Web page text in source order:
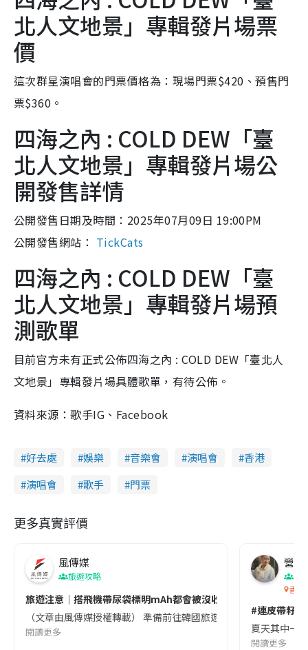
北人文地景」專輯發片場票
價
這次群星演唱會的門票價格為：現場門票$420、預售門
票$360。
四海之內 : COLD DEW「臺
北人文地景」專輯發片場公
開發售詳情
公開發售日期及時間：2025年07月09日 19:00PM
公開發售網站： TickCats
四海之內 : COLD DEW「臺
北人文地景」專輯發片場預
測歌單
目前官方未有正式公佈四海之內 : COLD DEW「臺北人
文地景」專輯發片場具體歌單，有待公佈。
資料來源：歌手IG、Facebook
好去處 娛樂 音樂會 演唱會
香港
演唱會
歌手 門票
更多真實評價
風傳媒
旅遊攻略
旅遊注意｜搭飛機帶尿袋標明mAh都會被沒收😱出發前切記檢查
（文章由風傳媒授權轉載） 準備前往韓國旅遊的民眾，近期要
閱讀更多
營養
香港
#連皮帶籽
夏天其中一
閱讀更多